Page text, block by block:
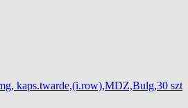
kaps.twarde,(i.row),MDZ,Bulg,30 szt